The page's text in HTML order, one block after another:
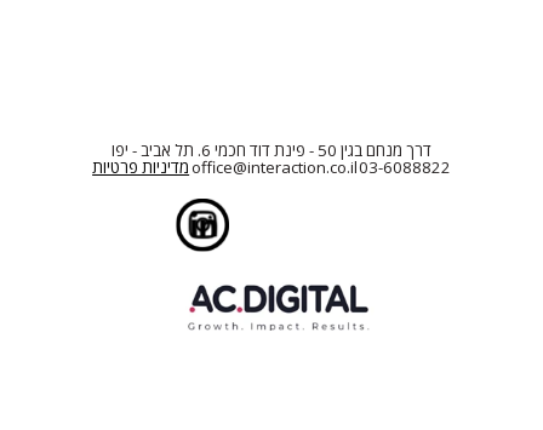
דרך מנחם בגין 50 - פינת דוד חכמי 6. תל אביב - יפו
מדיניות פרטיותoffice@interaction.co.il03-6088822